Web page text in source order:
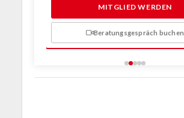
MITGLIED WERDEN
Beratungsgespräch buchen